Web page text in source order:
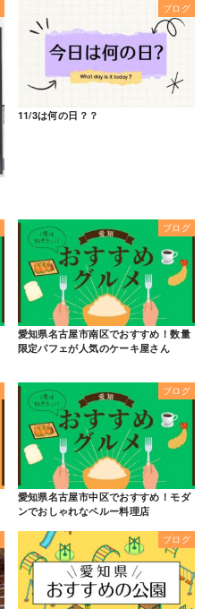
ブログ
11/3は何の日？？
ブログ
愛知県名古屋市南区でおすすめ！数量
限定パフェが人気のケーキ屋さん
ブログ
愛知県名古屋市中区でおすすめ！モダ
ンでおしゃれなペルー料理店
ブログ